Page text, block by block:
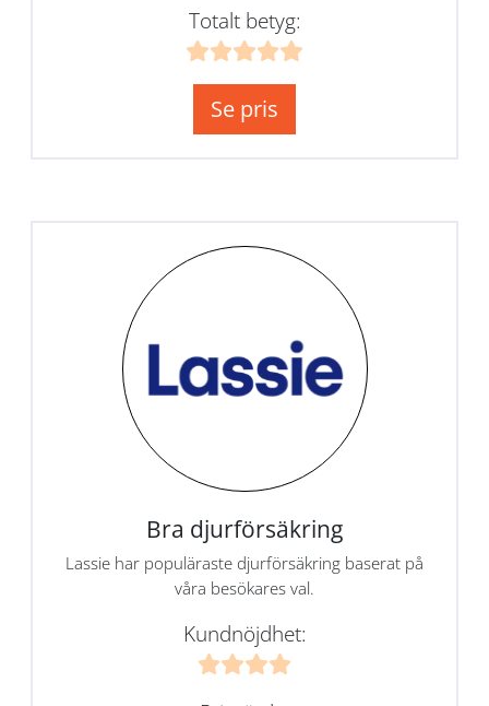
Totalt betyg:
Se pris
Bra djurförsäkring
Lassie har populäraste djurförsäkring baserat på
våra besökares val.
Kundnöjdhet: